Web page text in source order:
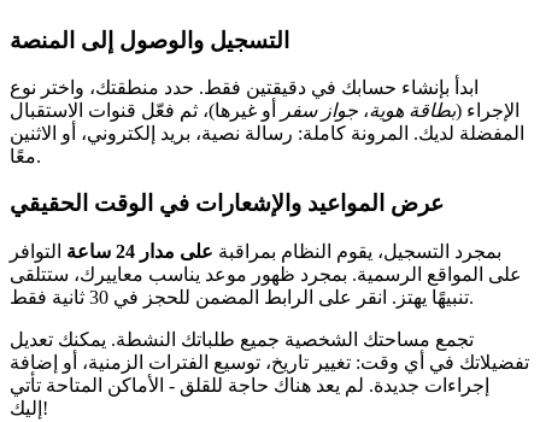
التسجيل والوصول إلى المنصة
ابدأ بإنشاء حسابك في دقيقتين فقط. حدد منطقتك، واختر نوع
الإجراء (بطاقة هوية، جواز سفر
أو غيرها)، ثم فعّل قنوات الاستقبال
المفضلة لديك. المرونة كاملة: رسالة نصية، بريد إلكتروني، أو الاثنين
معًا.
عرض المواعيد والإشعارات في الوقت الحقيقي
بمجرد التسجيل، يقوم النظام بمراقبة على مدار 24 ساعة
التوافر
على المواقع الرسمية. بمجرد ظهور موعد يناسب معاييرك، ستتلقى
تنبيهًا يهتز. انقر على الرابط المضمن للحجز في 30 ثانية فقط.
تجمع مساحتك الشخصية جميع طلباتك النشطة. يمكنك تعديل
تفضيلاتك في أي وقت: تغيير تاريخ، توسيع الفترات الزمنية، أو إضافة
إجراءات جديدة. لم يعد هناك حاجة للقلق - الأماكن المتاحة تأتي
إليك!